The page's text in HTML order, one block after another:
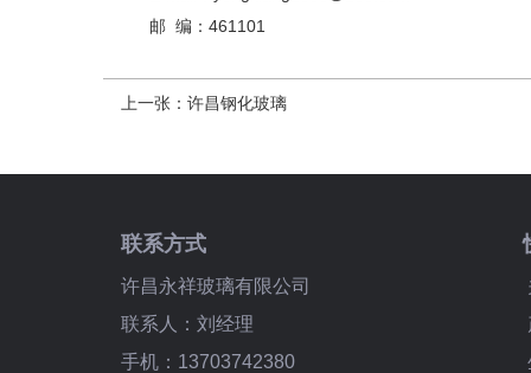
邮 编：461101
上一张： 许昌钢化玻璃
联系方式
许昌永祥玻璃有限公司
联系人：刘经理
手机：13703742380